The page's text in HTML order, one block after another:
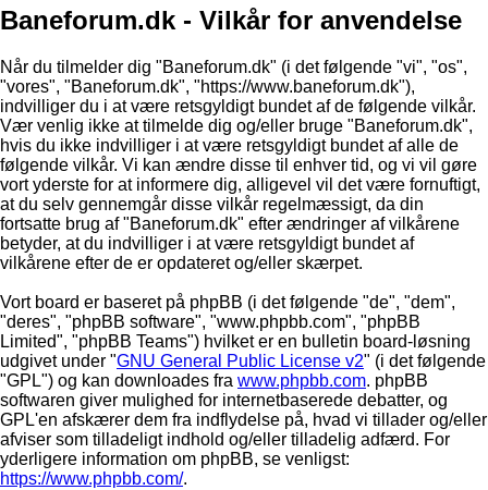
Baneforum.dk - Vilkår for anvendelse
Når du tilmelder dig "Baneforum.dk" (i det følgende "vi", "os",
"vores", "Baneforum.dk", "https://www.baneforum.dk"),
indvilliger du i at være retsgyldigt bundet af de følgende vilkår.
Vær venlig ikke at tilmelde dig og/eller bruge "Baneforum.dk",
hvis du ikke indvilliger i at være retsgyldigt bundet af alle de
følgende vilkår. Vi kan ændre disse til enhver tid, og vi vil gøre
vort yderste for at informere dig, alligevel vil det være fornuftigt,
at du selv gennemgår disse vilkår regelmæssigt, da din
fortsatte brug af "Baneforum.dk" efter ændringer af vilkårene
betyder, at du indvilliger i at være retsgyldigt bundet af
vilkårene efter de er opdateret og/eller skærpet.
Vort board er baseret på phpBB (i det følgende "de", "dem",
"deres", "phpBB software", "www.phpbb.com", "phpBB
Limited", "phpBB Teams") hvilket er en bulletin board-løsning
udgivet under "GNU General Public License v2" (i det følgende
"GPL") og kan downloades fra www.phpbb.com. phpBB
softwaren giver mulighed for internetbaserede debatter, og
GPL'en afskærer dem fra indflydelse på, hvad vi tillader og/eller
afviser som tilladeligt indhold og/eller tilladelig adfærd. For
yderligere information om phpBB, se venligst:
https://www.phpbb.com/.